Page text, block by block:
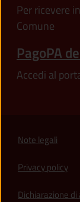
Per ricevere
Comune
PagoPA
Accedi al
Note legali
Privacy policy
Dichiarazione